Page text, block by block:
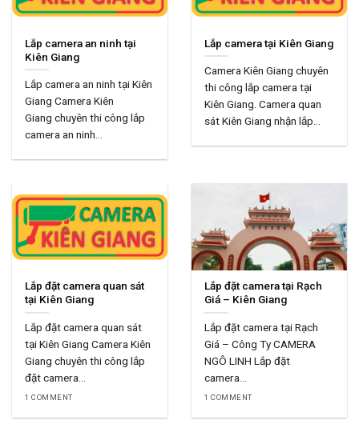
Lắp camera an ninh tại
Kiên Giang
Lắp camera an ninh tại Kiên
Giang Camera Kiên
Giang chuyên thi công lắp
camera an ninh...
Lắp camera tại Kiên Giang
Camera Kiên Giang chuyên
thi công lắp camera tại
Kiên Giang. Camera quan
sát Kiên Giang nhận lắp...
Lắp đặt camera quan sát
tại Kiên Giang
Lắp đặt camera quan sát
tại Kiên Giang Camera Kiên
Giang chuyên thi công lắp
đặt camera...
1 COMMENT
Lắp đặt camera tại Rạch
Giá – Kiên Giang
Lắp đặt camera tại Rạch
Giá – Công Ty CAMERA
NGÔ LINH Lắp đặt
camera...
1 COMMENT